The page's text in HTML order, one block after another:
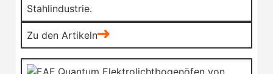
Stahlindustrie.
Zu den Artikeln